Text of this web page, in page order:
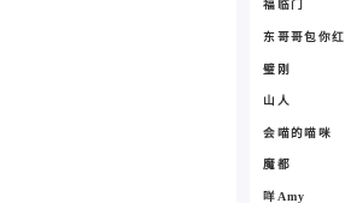
福临门
东哥哥包你红
璧刚
山人
会喵的喵咪
魔都
咩Amy